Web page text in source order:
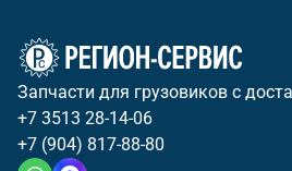
Запчасти для грузовиков с
+7 3513 28-14-06
+7 (904) 817-88-80